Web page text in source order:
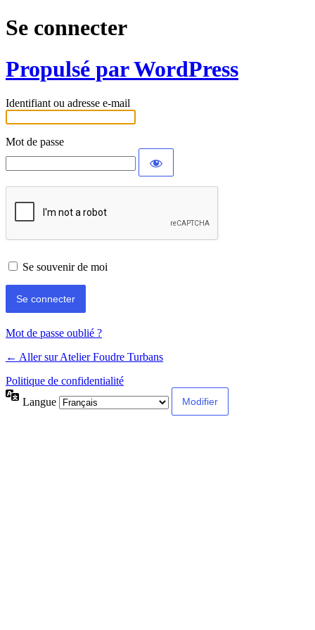
Se connecter
Propulsé par WordPress
Identifiant ou adresse e-mail
Mot de passe
Se souvenir de moi
Mot de passe oublié ?
← Aller sur Atelier Foudre Turbans
Politique de confidentialité
Langue